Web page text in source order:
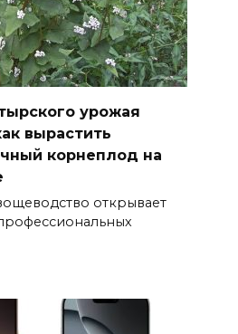
урожая
вырастить
корнеплод на
открывает